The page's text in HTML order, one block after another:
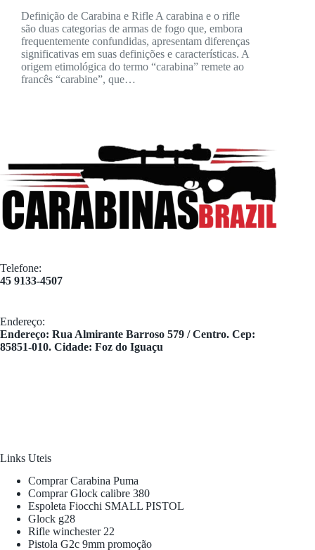
Definição de Carabina e Rifle A carabina e o rifle
são duas categorias de armas de fogo que, embora
frequentemente confundidas, apresentam diferenças
significativas em suas definições e características. A
origem etimológica do termo “carabina” remete ao
francês “carabine”, que…
Telefone:
45 9133-4507
Endereço:
​Endereço: Rua Almirante Barroso 579 / Centro. Cep:
85851-010. Cidade: Foz do Iguaçu
Links Uteis
Comprar Carabina Puma
Comprar Glock calibre 380
Espoleta Fiocchi SMALL PISTOL
Glock g28
Rifle winchester 22
Pistola G2c 9mm promoção